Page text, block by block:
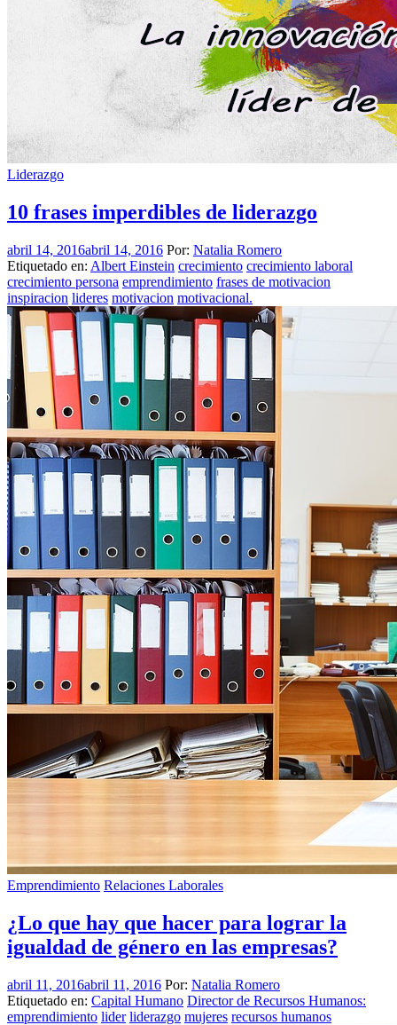
Liderazgo
10 frases imperdibles de liderazgo
abril 14, 2016abril 14, 2016 Por: Natalia Romero
Etiquetado en: Albert Einstein crecimiento crecimiento laboral
crecimiento persona emprendimiento frases de motivacion
inspiracion lideres motivacion motivacional.
Emprendimiento Relaciones Laborales
¿Lo que hay que hacer para lograr la
igualdad de género en las empresas?
abril 11, 2016abril 11, 2016 Por: Natalia Romero
Etiquetado en: Capital Humano Director de Recursos Humanos:
emprendimiento lider liderazgo mujeres recursos humanos